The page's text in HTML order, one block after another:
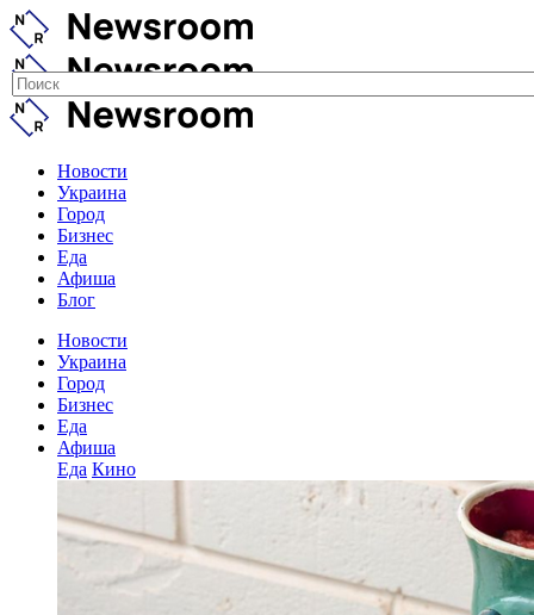
Новости
Украина
Город
Бизнес
Еда
Афиша
Блог
Новости
Украина
Город
Бизнес
Еда
Афиша
Еда Кино